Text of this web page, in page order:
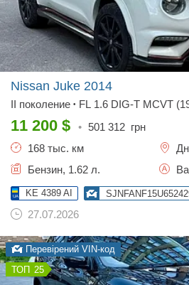
Nissan Juke 2014
II поколение • FL 1.6 DIG-T MCVT
11 200 $ • 501 312 грн
168 тыс. км
Бензин, 1.62 л.
KE 4389 AI
27.07.2026
Перевірений VIN-код
25